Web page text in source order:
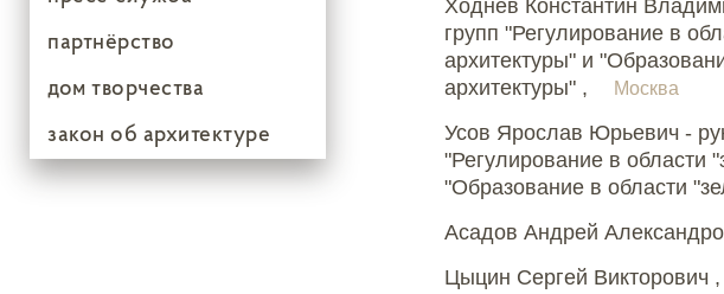
партнёрство
дом творчества
закон об архитектуре
Ходнев Константин
групп "Регулирование в
архитектуры" и
архитектуры" ,
Москва
Усов Ярослав Юрьевич -
"Регулирование в области
"Образование в области
Асадов Андрей
Цыцин Сергей Викторович ,